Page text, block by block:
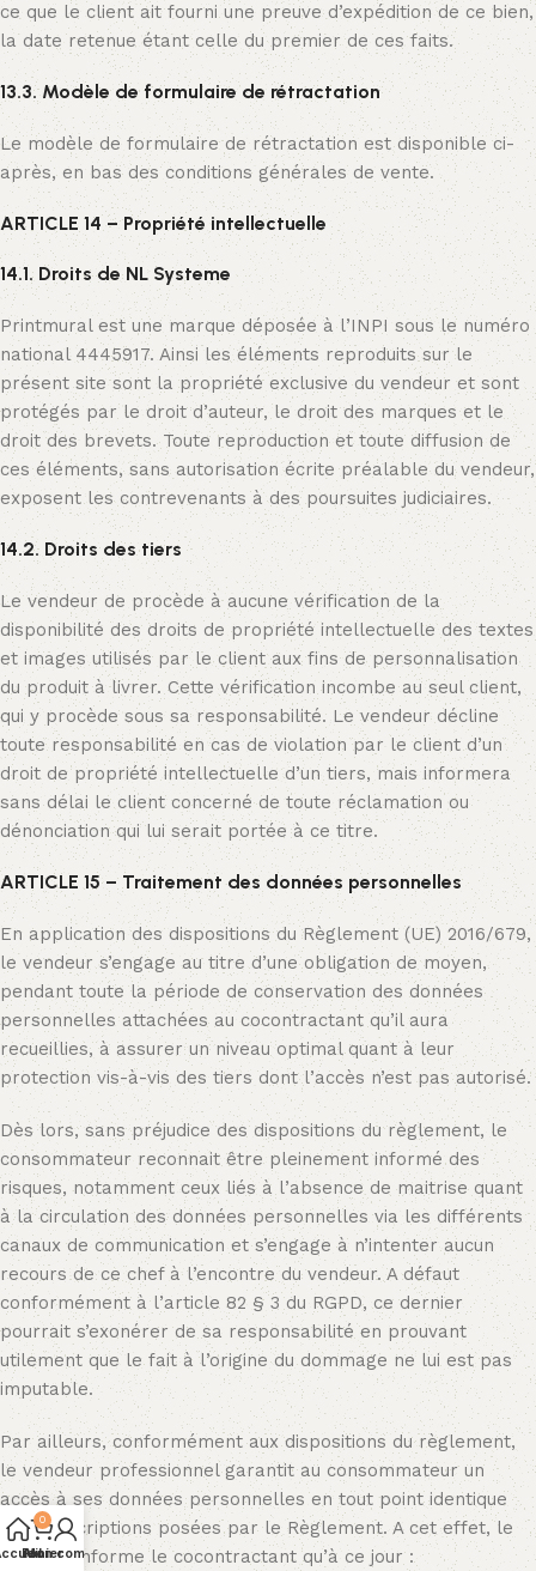
ce que le client ait fourni une preuve d’expédition de ce bien,
la date retenue étant celle du premier de ces faits.
13.3. Modèle de formulaire de rétractation
Le modèle de formulaire de rétractation est disponible ci-
après, en bas des conditions générales de vente.
ARTICLE 14 – Propriété intellectuelle
14.1. Droits de NL Systeme
Printmural est une marque déposée à l’INPI sous le numéro
national 4445917. Ainsi les éléments reproduits sur le
présent site sont la propriété exclusive du vendeur et sont
protégés par le droit d’auteur, le droit des marques et le
droit des brevets. Toute reproduction et toute diffusion de
ces éléments, sans autorisation écrite préalable du vendeur,
exposent les contrevenants à des poursuites judiciaires.
14.2. Droits des tiers
Le vendeur de procède à aucune vérification de la
disponibilité des droits de propriété intellectuelle des textes
et images utilisés par le client aux fins de personnalisation
du produit à livrer. Cette vérification incombe au seul client,
qui y procède sous sa responsabilité. Le vendeur décline
toute responsabilité en cas de violation par le client d’un
droit de propriété intellectuelle d’un tiers, mais informera
sans délai le client concerné de toute réclamation ou
dénonciation qui lui serait portée à ce titre.
ARTICLE 15 – Traitement des données personnelles
En application des dispositions du Règlement (UE) 2016/679,
le vendeur s’engage au titre d’une obligation de moyen,
pendant toute la période de conservation des données
personnelles attachées au cocontractant qu’il aura
recueillies, à assurer un niveau optimal quant à leur
protection vis-à-vis des tiers dont l’accès n’est pas autorisé.
Dès lors, sans préjudice des dispositions du règlement, le
consommateur reconnait être pleinement informé des
risques, notamment ceux liés à l’absence de maitrise quant
à la circulation des données personnelles via les différents
canaux de communication et s’engage à n’intenter aucun
recours de ce chef à l’encontre du vendeur. A défaut
conformément à l’article 82 § 3 du RGPD, ce dernier
pourrait s’exonérer de sa responsabilité en prouvant
utilement que le fait à l’origine du dommage ne lui est pas
imputable.
Par ailleurs, conformément aux dispositions du règlement,
le vendeur professionnel garantit au consommateur un
accès à ses données personnelles en tout point identique
aux prescriptions posées par le Règlement. A cet effet, le
vendeur informe le cocontractant qu’à ce jour :
0
Panier
Mon compte